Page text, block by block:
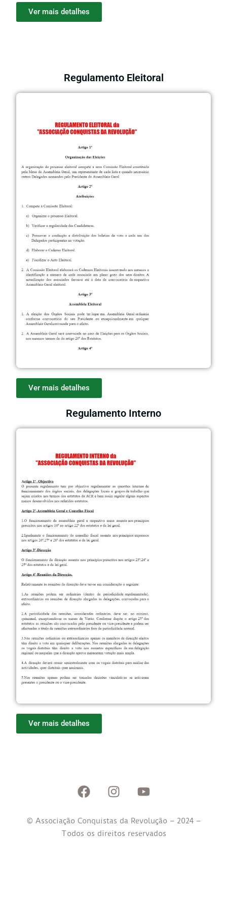
Ver mais detalhes
Regulamento Eleitoral
Ver mais detalhes
Regulamento Interno
Ver mais detalhes
© Associação Conquistas da Revolução – 2024 –
Todos os direitos reservados